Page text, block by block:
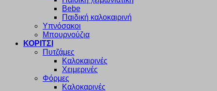
Bebe
Παιδική καλοκαιρινή
Υπνόσακοι
Μπουρνούζια
ΚΟΡΙΤΣΙ
Πυτζάμες
Καλοκαιρινές
Χειμερινές
Φόρμες
Καλοκαρινές